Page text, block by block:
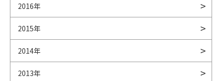
2016年
2015年
2014年
2013年